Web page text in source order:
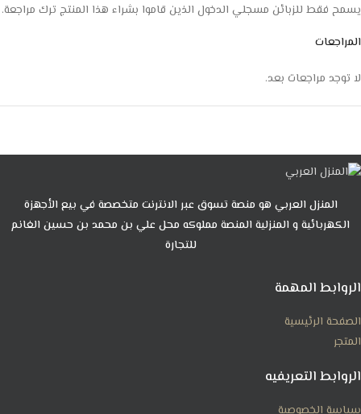
المراجعات
لا توجد مراجعات بعد.
يسمح فقط للزبائن مسجلي الدخول الذين قاموا بشراء هذا المنتج ترك مراجعة.
المنزل العربي هو منصة تسوق عبر الانترنت متخصصة في بيع الأجهزة
الكهربائية و المنزلية المنصة مملوكه محل علي بن محمد بن حسين الغانم
للتجارة
الروابط المهمة
الصفحة الرئيسية
المتجر
الروابط التعريفيه